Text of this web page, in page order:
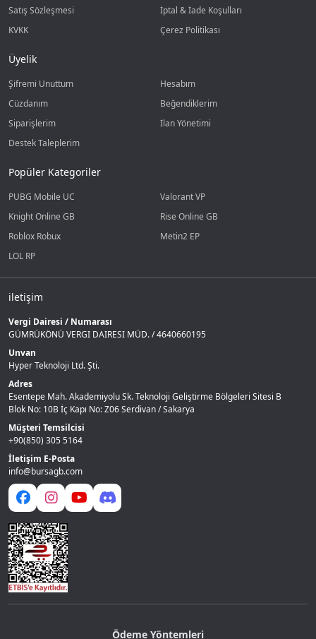
Satış Sözleşmesi
İptal & İade Koşulları
KVKK
Çerez Politikası
Üyelik
Şifremi Unuttum
Hesabım
Cüzdanım
Beğendiklerim
Siparişlerim
İlan Yönetimi
Destek Taleplerim
Popüler Kategoriler
PUBG Mobile UC
Valorant VP
Knight Online GB
Rise Online GB
Roblox Robux
Metin2 EP
LOL RP
iletişim
Vergi Dairesi / Numarası
GÜMRÜKÖNÜ VERGI DAIRESI MÜD. / 4640660195
Unvan
Hyper Teknoloji Ltd. Şti.
Adres
Esentepe Mah. Akademiyolu Sk. Teknoloji Geliştirme Bölgeleri Sitesi B
Blok No: 10B İç Kapı No: Z06 Serdivan / Sakarya
Müşteri Temsilcisi
+90(850) 305 5164
İletişim E-Posta
info@bursagb.com
Ödeme Yöntemleri